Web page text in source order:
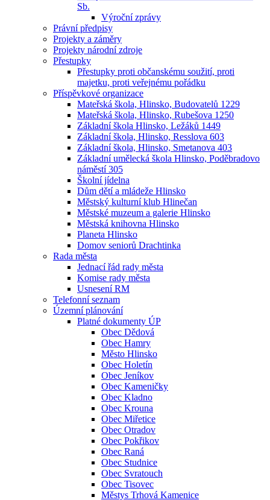
Sb.
Výroční zprávy
Právní předpisy
Projekty a záměry
Projekty národní zdroje
Přestupky
Přestupky proti občanskému soužití, proti
majetku, proti veřejnému pořádku
Příspěvkové organizace
Mateřská škola, Hlinsko, Budovatelů 1229
Mateřská škola, Hlinsko, Rubešova 1250
Základní škola Hlinsko, Ležáků 1449
Základní škola, Hlinsko, Resslova 603
Základní škola, Hlinsko, Smetanova 403
Základní umělecká škola Hlinsko, Poděbradovo
náměstí 305
Školní jídelna
Dům dětí a mládeže Hlinsko
Městský kulturní klub Hlinečan
Městské muzeum a galerie Hlinsko
Městská knihovna Hlinsko
Planeta Hlinsko
Domov seniorů Drachtinka
Rada města
Jednací řád rady města
Komise rady města
Usnesení RM
Telefonní seznam
Územní plánování
Platné dokumenty ÚP
Obec Dědová
Obec Hamry
Město Hlinsko
Obec Holetín
Obec Jeníkov
Obec Kameničky
Obec Kladno
Obec Krouna
Obec Miřetice
Obec Otradov
Obec Pokřikov
Obec Raná
Obec Studnice
Obec Svratouch
Obec Tisovec
Městys Trhová Kamenice